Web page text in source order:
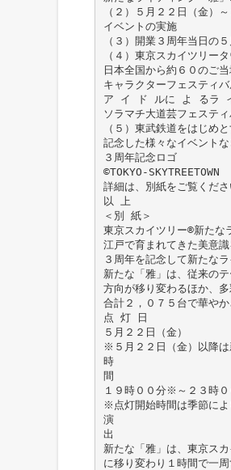
（２）５月２２日（金）
イベントの実施
（３）開業３周年当日の
（４）東京スカイツリー
日本全国から約６０のご
キャラクターフェスティ
ア イ ド ルに よ るラ
ソラマチ大道芸フェステ
（５）東武鉄道をはじめ
記念した様々なイベントな
３周年記念ロゴ
©TOKYO-SKYTREETOWN
詳細は、別紙をご覧くださ
以 上
＜別 紙＞
東京スカイツリー®新たな
江戸で育まれてきた美意
３周年を記念して新たな
新たな「雅」は、従来の
方向が移り変わるほか、
合計２，０７５台で華や
点 灯 日
５月２２日（金）
※５月２２日（金）以降は
時
間
１９時００分※～２３時０
※点灯開始時間は季節によ
演
出
新たな「雅」は、東京ス
に移り変わり１時間で一